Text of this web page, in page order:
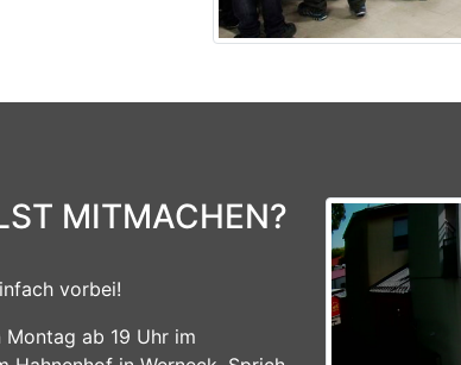
MITMACHEN?
vorbei!
Montag ab 19 Uhr im